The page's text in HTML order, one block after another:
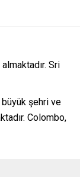
Sri
büyük şehri ve
Colombo,